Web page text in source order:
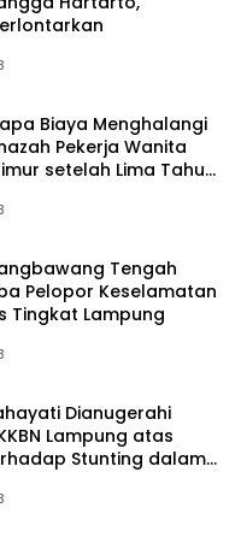
Biaya Menghalangi
Pekerja Wanita
setelah Lima Tahun
Tengah
Pelopor Keselamatan
Tingkat Lampung
Dianugerahi
Lampung atas
Stunting dalam